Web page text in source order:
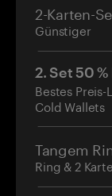
2-Karten-
Günstiger
2. Set 50 %
Bestes
Cold Wallets
Tangem
Ring & 2